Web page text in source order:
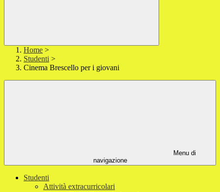
Home >
Studenti >
Cinema Brescello per i giovani
Menu di
navigazione
Studenti
Attività extracurricolari